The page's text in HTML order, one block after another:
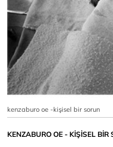
kenzaburo oe -kişisel bir sorun
KENZABURO OE - KİŞİSEL BİR